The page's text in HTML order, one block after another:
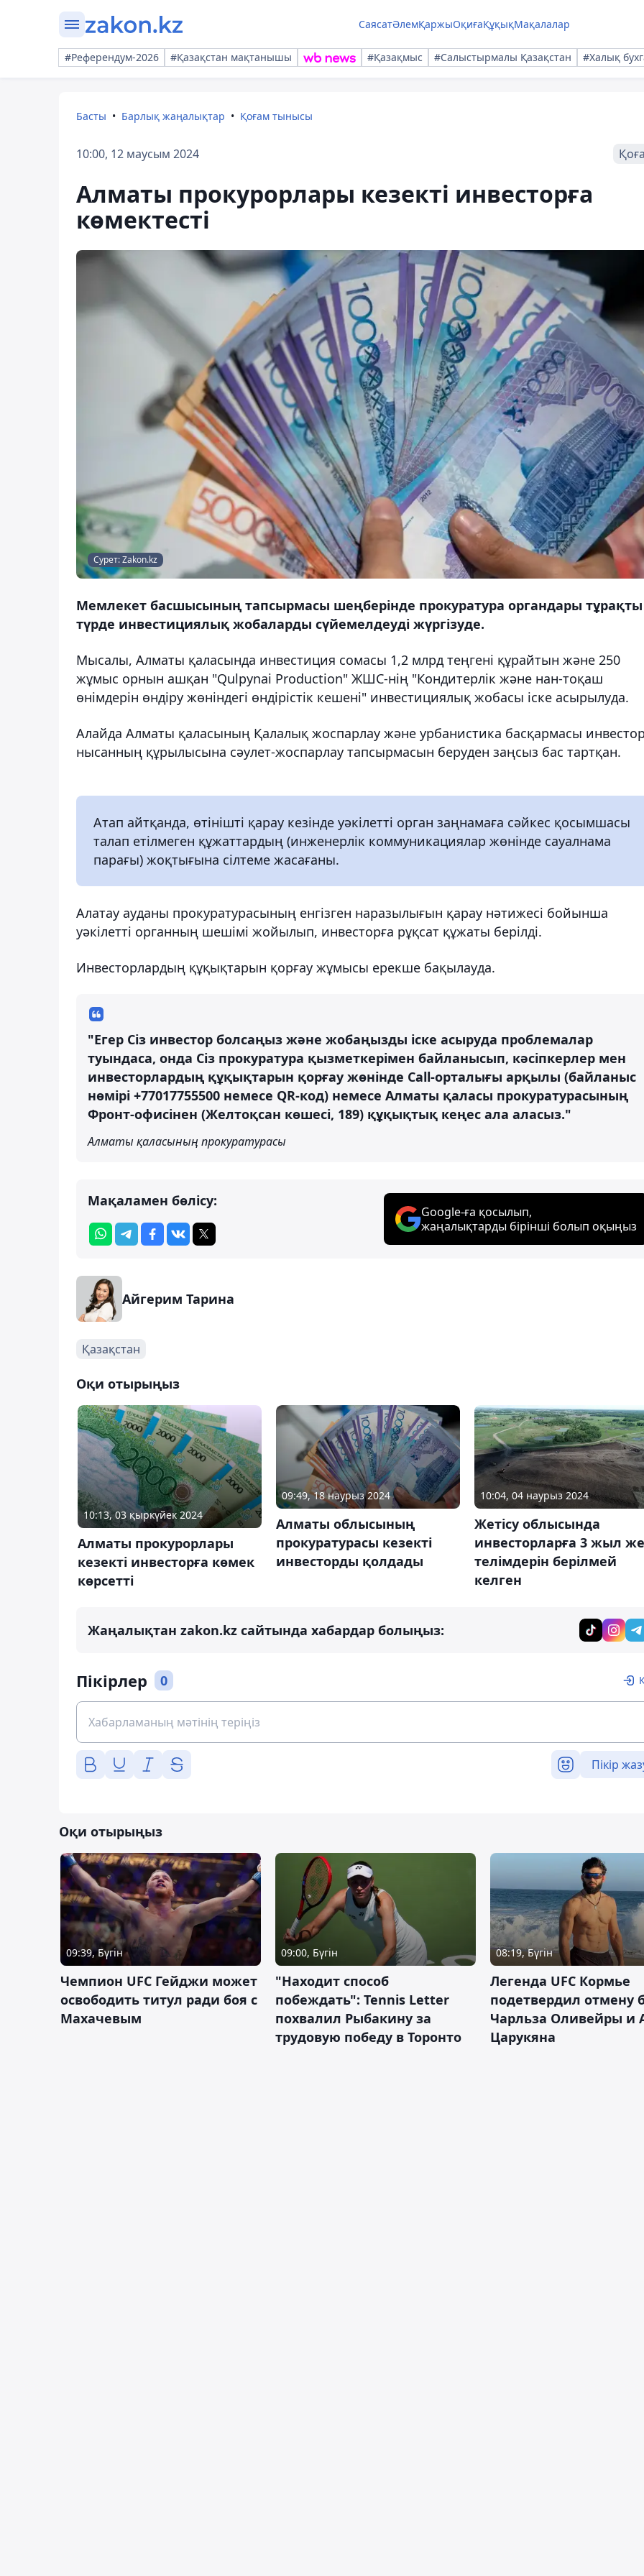
СаясатӘлемҚаржыОқиғаҚұқықМақалалар
#Референдум-2026 #Қазақстан мақтанышы #Қазақмыс #Салыстырмалы Қазақстан #Халық
Басты Барлық жаңалықтар Қоғам тынысы
10:00, 12 маусым 2024
Алматы прокурорлары кезекті инвесторға
көмектесті
Сурет: Zakon.kz
Мемлекет басшысының тапсырмасы шеңберінде прокуратура органдары тұрақты
түрде инвестициялық жобаларды сүйемелдеуді жүргізуде.
Мысалы, Алматы қаласында инвестиция сомасы 1,2 млрд теңгені құрайтын және 250
жұмыс орнын ашқан "Qulpynai Production" ЖШС-нің "Кондитерлік және нан-тоқаш
өнімдерін өндіру жөніндегі өндірістік кешені" инвестициялық жобасы іске асырылуда.
Алайда Алматы қаласының Қалалық жоспарлау және урбанистика басқармасы
нысанның құрылысына сәулет-жоспарлау тапсырмасын беруден заңсыз бас тартқан.
Атап айтқанда, өтінішті қарау кезінде уәкілетті орган заңнамаға сәйкес қосымшасы
талап етілмеген құжаттардың (инженерлік коммуникациялар жөнінде сауалнама
парағы) жоқтығына сілтеме жасағаны.
Алатау ауданы прокуратурасының енгізген наразылығын қарау нәтижесі бойынша
уәкілетті органның шешімі жойылып, инвесторға рұқсат құжаты берілді.
Инвесторлардың құқықтарын қорғау жұмысы ерекше бақылауда.
"Егер Сіз инвестор болсаңыз және жобаңызды іске асыруда проблемалар
туындаса, онда Сіз прокуратура қызметкерімен байланысып, кәсіпкерлер мен
инвесторлардың құқықтарын қорғау жөнінде Call-орталығы арқылы (байланыс
нөмірі +77017755500 немесе QR-код) немесе Алматы қаласы прокуратурасының
Фронт-офисінен (Желтоқсан көшесі, 189) құқықтық кеңес ала аласыз."
Алматы қаласының прокуратурасы
Мақаламен бөлісу:
Google-ға қосылып,
жаңалықтарды бірінші болып оқыңыз
Айгерим Тарина
Қазақстан
Оқи отырыңыз
10:13, 03 қыркүйек 2024
Алматы прокурорлары
кезекті инвесторға көмек
көрсетті
09:49, 18 наурыз 2024
Алматы облысының
прокуратурасы кезекті
инвесторды қолдады
10:04, 04 наурыз 2024
Жетісу облысында
инвесторларға 3 жыл
телімдерін берілмей
келген
Жаңалықтан zakon.kz сайтында хабардар болыңыз:
Пікірлер 0
Пікір
Оқи отырыңыз
09:39, Бүгін
Чемпион UFC Гейджи может
освободить титул ради боя с
Махачевым
09:00, Бүгін
"Находит способ
побеждать": Tennis Letter
похвалил Рыбакину за
трудовую победу в Торонто
08:19, Бүгін
Легенда UFC Кормье
подетвердил отмену
Чарльза Оливейры и
Царукяна